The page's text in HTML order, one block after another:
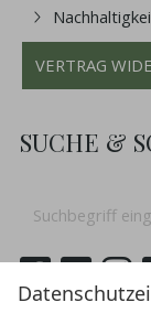
VERTRAG
SUCHE &
Suchbegriff